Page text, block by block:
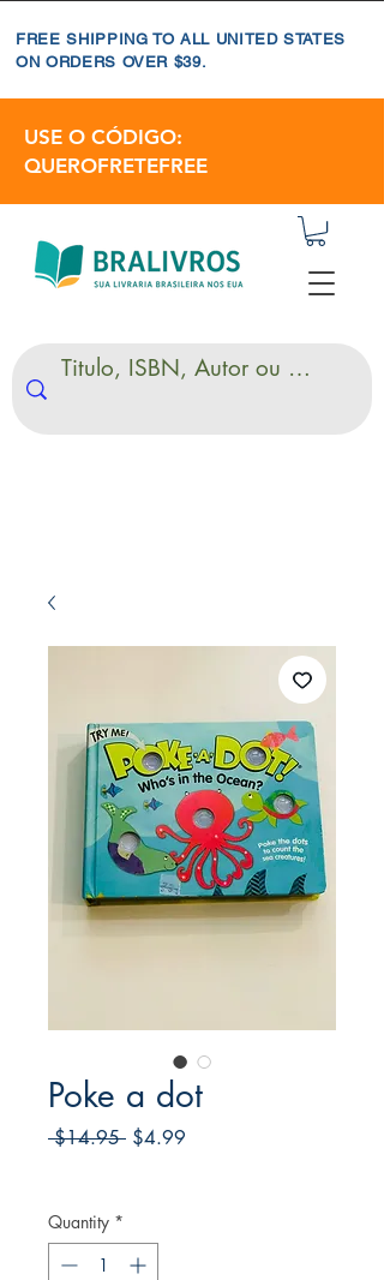
FREE SHIPPING TO ALL UNITED STATES
ON ORDERS OVER $39.
USE O CÓDIGO:
QUEROFRETEFREE
Poke a dot
$14.95 Regular
$4.99
Quantity *